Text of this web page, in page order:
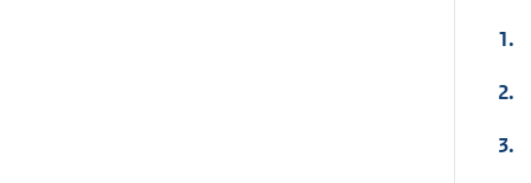
1.
2.
3.